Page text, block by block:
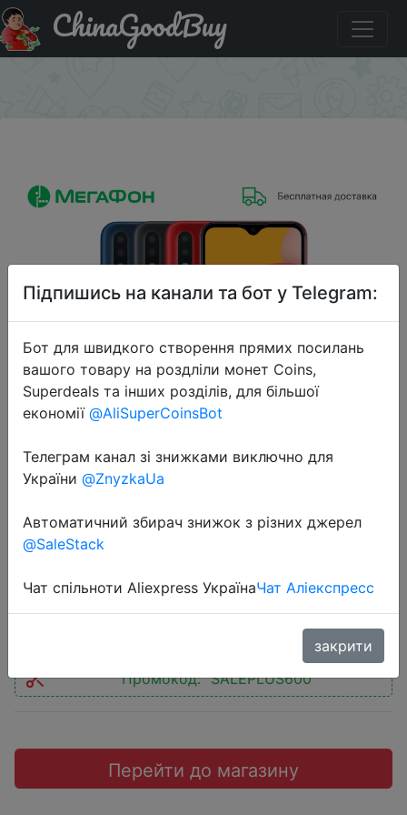
Код на знижку SALEPLUS600 Смартфон Samsung Galaxy
A01
ChinaGoodBuy
Смартфон Samsung Galaxy A01
$71.31
Промокод:"SALEPLUS600"
Перейти до магазину
Підпишись на канали та бот у Telegram:
Бот для швидкого створення прямих посилань
вашого товару на роздліли монет Coins,
Superdeals та інших розділів, для більшої
економії @AliSuperCoinsBot
Телеграм канал зі знижками виключно для
України @ZnyzkaUa
Автоматичний збирач знижок з різних джерел
@SaleStack
Чат спільноти Aliexpress УкраїнаЧат Аліекспресс
закрити